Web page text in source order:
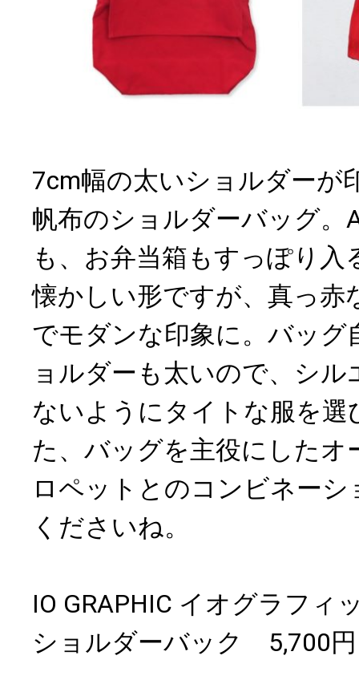
7cm幅の太いショルダーが
帆布のショルダーバッグ。
も、お弁当箱もすっぽり入
懐かしい形ですが、真っ赤
でモダンな印象に。バッグ
ョルダーも太いので、シ
ないようにタイトな服を選
た、バッグを主役にしたオ
ロペットとのコンビネー
くださいね。
IO GRAPHIC イオグラフ
ショルダーバック 5,700